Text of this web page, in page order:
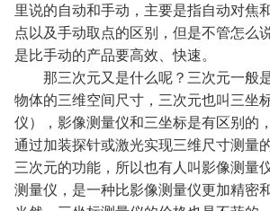
里说的自动和手动，主要是指自动对焦
点以及手动取点的区别，但是不管怎么
是比手动的产品要高效、快速。
那三次元又是什么呢？三次元一般
物体的三维空间尺寸，三次元也叫三坐
仪），影像测量仪和三坐标是有区别的
通过加装探针或激光实现三维尺寸测量
三次元的功能，所以也有人叫影像测量
测量仪，是一种比影像测量仪更加精密